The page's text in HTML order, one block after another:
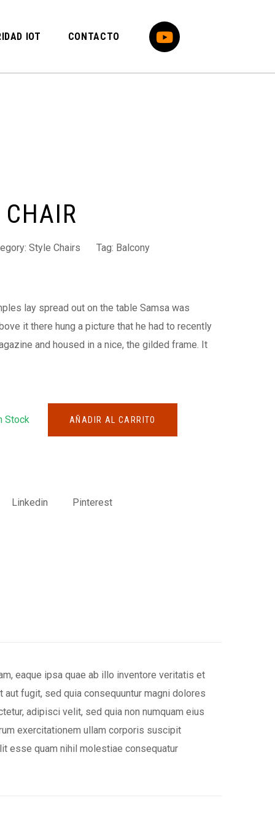
IOT CONTACTO
Style Chairs Tag: Balcony
lay spread out on the table Samsa was
it there hung a picture that he had to recently
and housed in a nice, the gilded frame. It
Stock AÑADIR AL CARRITO
Linkedin Pinterest
eaque ipsa quae ab illo inventore veritatis et
fugit, sed quia consequuntur magni dolores
adipisci velit, sed quia non numquam eius
exercitationem ullam corporis suscipit
esse quam nihil molestiae consequatur